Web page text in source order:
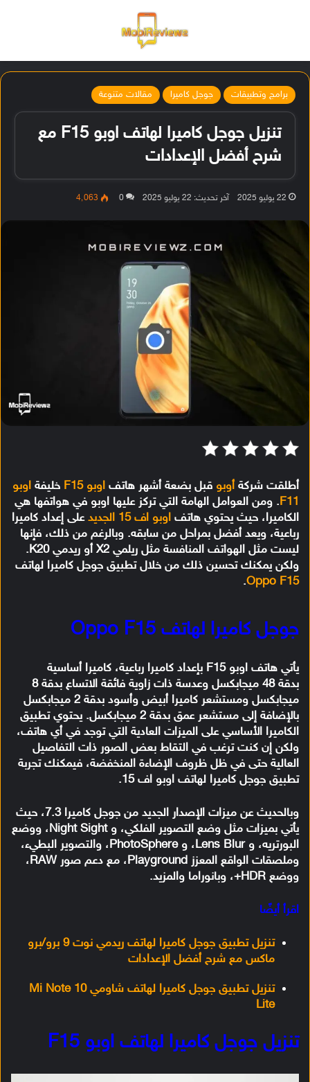
برامج وتطبيقات جوجل كاميرا مقالات متنوعة
تنزيل جوجل كاميرا لهاتف اوبو F15 مع
شرح أفضل الإعدادات
22 يوليو 2025 آخر تحديث: 22 يوليو 2025 0 4٬063
أطلقت شركة أوبو قبل بضعة أشهر هاتف اوبو F15 خليفة اوبو
F11. ومن العوامل الهامة التي تركز عليها اوبو في هواتفها هي
الكاميرا، حيث يحتوي هاتف اوبو اف 15 الجديد
على إعداد كاميرا
رباعية، ويعد أفضل بمراحل من سابقه. وبالرغم من ذلك، فإنها
ليست مثل الهواتف المنافسة مثل ريلمي X2 أو ريدمي K20.
ولكن يمكنك تحسين ذلك من خلال تطبيق جوجل كاميرا لهاتف
Oppo F15
.
جوجل كاميرا لهاتف Oppo F15
يأتي هاتف اوبو F15 بإعداد كاميرا رباعية، كاميرا أساسية
بدقة 48 ميجابكسل وعدسة ذات زاوية فائقة الاتساع بدقة 8
ميجابكسل ومستشعر كاميرا أبيض وأسود بدقة 2 ميجابكسل
بالإضافة إلى مستشعر عمق بدقة 2 ميجابكسل. يحتوي تطبيق
الكاميرا الأساسي على الميزات العادية التي توجد في أي هاتف،
ولكن إن كنت ترغب في التقاط بعض الصور ذات التفاصيل
العالية حتى في ظل ظروف الإضاءة المنخفضة، فيمكنك تجربة
تطبيق جوجل كاميرا لهاتف اوبو اف 15.
وبالحديث عن ميزات الإصدار الجديد من جوجل كاميرا 7.3، حيث
يأتي بميزات مثل وضع التصوير الفلكي، و Night Sight، ووضع
البورتريه، و Lens Blur، و PhotoSphere، والتصوير البطيء،
وملصقات الواقع المعزز Playground، مع دعم صور RAW،
ووضع HDR+، وبانوراما والمزيد.
اقرأ أيضًا
تنزيل تطبيق جوجل كاميرا لهاتف ريدمي نوت 9 برو/برو
ماكس مع شرح أفضل الإعدادات
تنزيل تطبيق جوجل كاميرا لهاتف شاومي Mi Note 10
Lite
تنزيل جوجل كاميرا لهاتف اوبو F15